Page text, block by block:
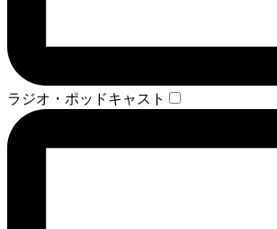
ラジオ・ポッドキャスト